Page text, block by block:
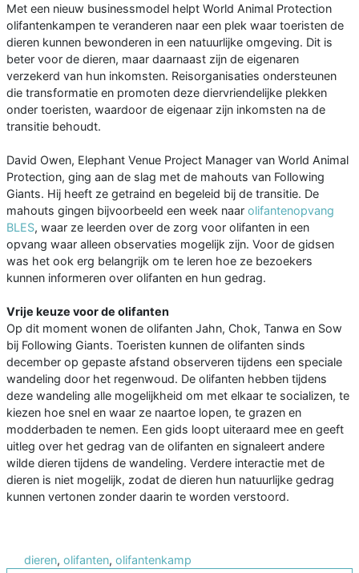
Met een nieuw businessmodel helpt World Animal Protection
olifantenkampen te veranderen naar een plek waar toeristen de
dieren kunnen bewonderen in een natuurlijke omgeving. Dit is
beter voor de dieren, maar daarnaast zijn de eigenaren
verzekerd van hun inkomsten. Reisorganisaties ondersteunen
die transformatie en promoten deze diervriendelijke plekken
onder toeristen, waardoor de eigenaar zijn inkomsten na de
transitie behoudt.
David Owen, Elephant Venue Project Manager van World Animal
Protection, ging aan de slag met de mahouts van Following
Giants. Hij heeft ze getraind en begeleid bij de transitie. De
mahouts gingen bijvoorbeeld een week naar olifantenopvang
BLES, waar ze leerden over de zorg voor olifanten in een
opvang waar alleen observaties mogelijk zijn. Voor de gidsen
was het ook erg belangrijk om te leren hoe ze bezoekers
kunnen informeren over olifanten en hun gedrag.
Vrije keuze voor de olifanten
Op dit moment wonen de olifanten Jahn, Chok, Tanwa en Sow
bij Following Giants. Toeristen kunnen de olifanten sinds
december op gepaste afstand observeren tijdens een speciale
wandeling door het regenwoud. De olifanten hebben tijdens
deze wandeling alle mogelijkheid om met elkaar te socializen, te
kiezen hoe snel en waar ze naartoe lopen, te grazen en
modderbaden te nemen. Een gids loopt uiteraard mee en geeft
uitleg over het gedrag van de olifanten en signaleert andere
wilde dieren tijdens de wandeling. Verdere interactie met de
dieren is niet mogelijk, zodat de dieren hun natuurlijke gedrag
kunnen vertonen zonder daarin te worden verstoord.
dieren, olifanten, olifantenkamp